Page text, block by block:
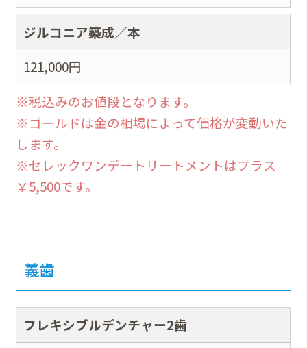
ジルコニア築成／本
121,000円
※税込みのお値段となります。
※ゴールドは金の相場によって価格が変動いた
します。
※セレックワンデートリートメントはプラス
￥5,500です。
義歯
フレキシブルデンチャー2歯